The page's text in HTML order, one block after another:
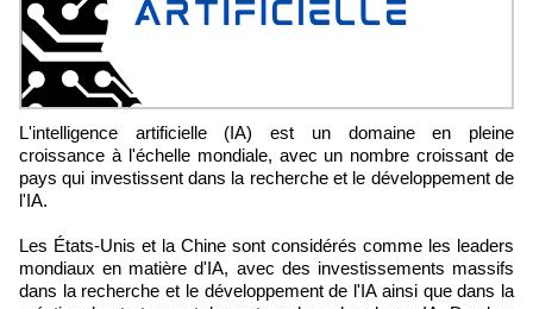
L'intelligence artificielle (IA) est un domaine en pleine
croissance à l'échelle mondiale, avec un nombre croissant de
pays qui investissent dans la recherche et le développement de
l'IA.
Les États-Unis et la Chine sont considérés comme les leaders
mondiaux en matière d'IA, avec des investissements massifs
dans la recherche et le développement de l'IA ainsi que dans la